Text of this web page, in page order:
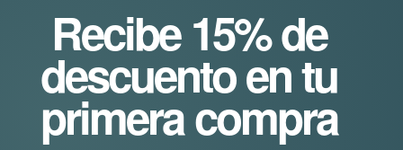
Recibe 15% de
descuento en tu
primera compra